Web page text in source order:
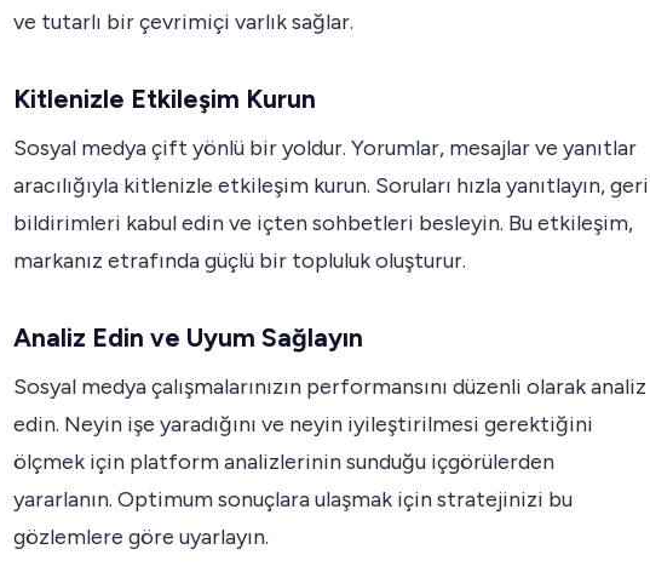
ve tutarlı bir çevrimiçi varlık sağlar.
Kitlenizle Etkileşim Kurun
Sosyal medya çift yönlü bir yoldur. Yorumlar, mesajlar ve yanıtlar
aracılığıyla kitlenizle etkileşim kurun. Soruları hızla yanıtlayın, geri
bildirimleri kabul edin ve içten sohbetleri besleyin. Bu etkileşim,
markanız etrafında güçlü bir topluluk oluşturur.
Analiz Edin ve Uyum Sağlayın
Sosyal medya çalışmalarınızın performansını düzenli olarak analiz
edin. Neyin işe yaradığını ve neyin iyileştirilmesi gerektiğini
ölçmek için platform analizlerinin sunduğu içgörülerden
yararlanın. Optimum sonuçlara ulaşmak için stratejinizi bu
gözlemlere göre uyarlayın.